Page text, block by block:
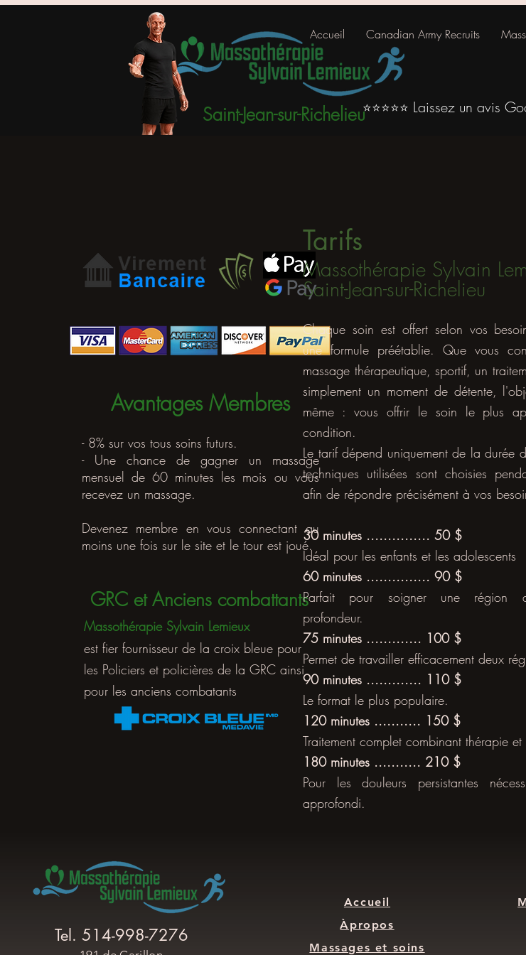
Saint-Jean-sur-Richelieu
Accueil Canadian Army Recruits
⭐⭐⭐⭐⭐ Laissez un avis
Avantages Membres
- 8% sur vos tous soins futurs.
- Une chance de gagner un massage
mensuel de 60 minutes les mois ou vous
recevez un massage.
Devenez membre en vous connectant au
moins une fois sur le site et le tour est joué.
GRC et Anciens combattants
Massothérapie Sylvain Lemieux
est fier fournisseur de la croix bleue pour
les Policiers et policières de la GRC ainsi
pour les anciens combatants
Tarifs ​​
Massothérapie Sylvain
Saint-Jean-sur-Richelieu
Chaque soin est offert selon vos
une formule préétablie. Que vous
massage thérapeutique, sportif, un
simplement un moment de détente,
même : vous offrir le soin le plus
condition.
Le tarif dépend uniquement de la durée
techniques utilisées sont choisies
afin de répondre précisément à vos
30 minutes ............... 50 $
Idéal pour les enfants et les adolescents
60 minutes ............... 90 $
Parfait pour soigner une région
profondeur.
75 minutes ............. 100 $
Permet de travailler efficacement deux
90 minutes ............. 110 $
Le format le plus populaire.
120 minutes ........... 150 $
Traitement complet combinant thérapie et
180 minutes ........... 210 $
Pour les douleurs persistantes
approfondi.​
Tel. 514-998-7276
Accueil
Àpropos
Massages et soins